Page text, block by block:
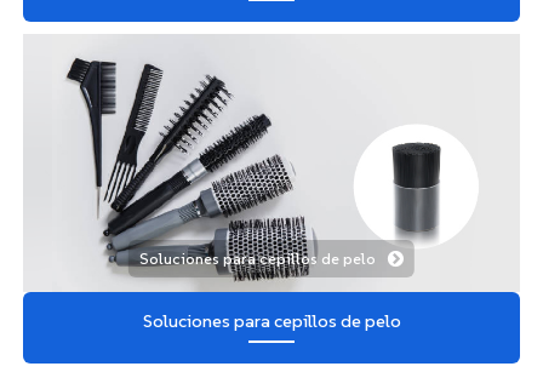
Soluciones para cepillos de pelo
Soluciones para cepillos de pelo